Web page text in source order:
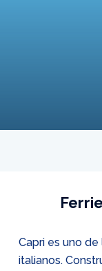
Capri es uno
italianos.